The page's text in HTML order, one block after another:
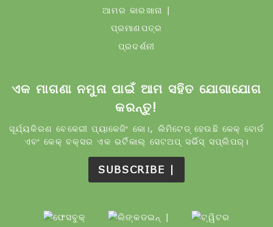
ଆମର କାରଖାନା |
ପ୍ରମାଣପତ୍ର
ପ୍ରଦର୍ଶନୀ
ଏକ ମାଗଣା ନମୁନା ପାଇଁ ଆମ ସହିତ ଯୋଗାଯୋଗ
କରନ୍ତୁ!
ସୂର୍ଯ୍ୟକିରଣ ବେକେରୀ ପ୍ୟାକେଜିଂ କୋ।, ଲିମିଟେଡ୍ ହେଉଛି କେକ୍ ବୋର୍ଡ
ଏବଂ କେକ୍ ବକ୍ସର ଏକ ଭର୍ଟିକାଲ୍ ସେଟଅପ୍ ସର୍ଭିସ୍ ସପ୍ଲିପର୍।
SUBSCRIBE |